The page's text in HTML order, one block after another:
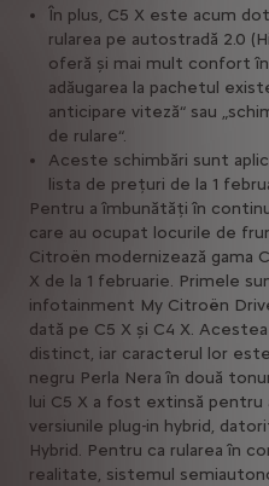
În plus, C5 X este acum
rularea pe autostradă 2.0
oferă și mai mult confort
adăugarea la pachetul
anticipare viteză“ sau
de rulare“.
Aceste schimbări sunt
lista de prețuri de la 1
Pentru a îmbunătăți în
care au ocupat locurile de
Citroën modernizează gama
X de la 1 februarie. Primele
infotainment My Citroën
dată pe C5 X și C4 X.
distinct, iar caracterul lor
negru Perla Nera în două
lui C5 X a fost extinsă pentru
versiunile plug-in hybrid,
Hybrid. Pentru ca rularea în
realitate, sistemul